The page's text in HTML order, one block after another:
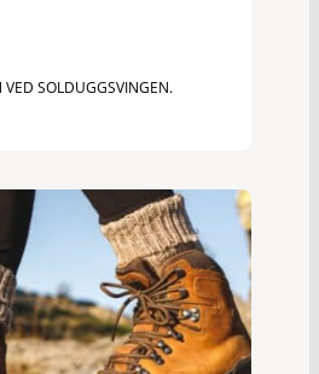
VED SOLDUGGSVINGEN.